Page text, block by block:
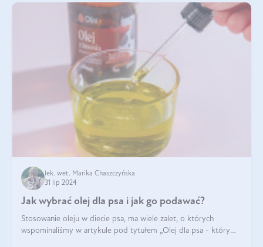
lek. wet. Marika Chaszczyńska
31 lip 2024
Jak wybrać olej dla psa i jak go podawać?
Stosowanie oleju w diecie psa, ma wiele zalet, o których
wspominaliśmy w artykule pod tytułem „Olej dla psa - który